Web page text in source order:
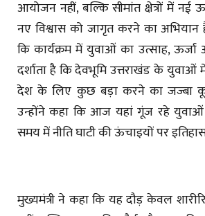
आयोजन नहीं, बल्कि सीमांत क्षेत्रों में
नए विश्वास को जागृत करने का अभियान
कि कार्यक्रम में युवाओं का उत्साह,
दर्शाता है कि देवभूमि उत्तराखंड के
देश के लिए कुछ बड़ा करने का जज्बा
उन्होंने कहा कि आज यहां गूंज रहे
समय में नीति घाटी की ऊंचाइयों पर
मुख्यमंत्री ने कहा कि यह दौड़ केवल